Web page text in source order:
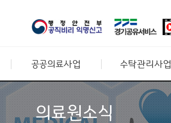
공공의료사업 수탁관리사업
의료원소식